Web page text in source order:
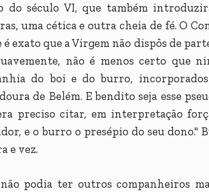
do século VI, que também
uma cética e outra cheia de fé. O
é exato que a Virgem não dispôs de
não é menos certo que
do boi e do burro,
de Belém. E bendito seja esse
preciso citar, em interpretação
e o burro o presépio do seu dono."
e vez.
podia ter outros companheiros